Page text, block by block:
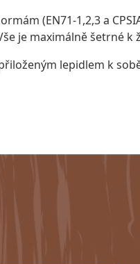
(EN71-1,2,3 a
je maximálně šetrné
lepidlem k